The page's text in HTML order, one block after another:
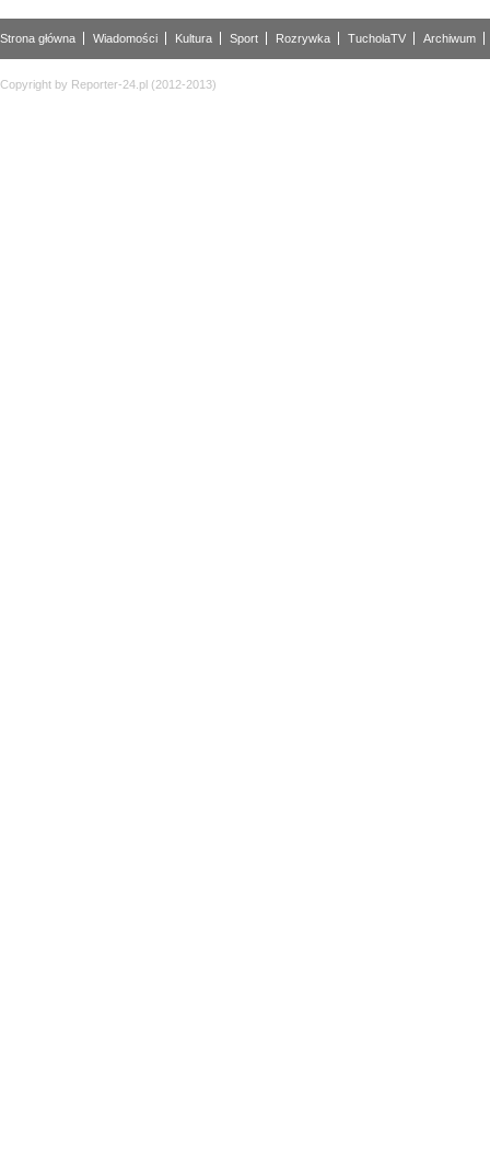
Strona główna Wiadomości Kultura Sport Rozrywka TucholaTV Archiwum
Copyright by Reporter-24.pl (2012-2013)